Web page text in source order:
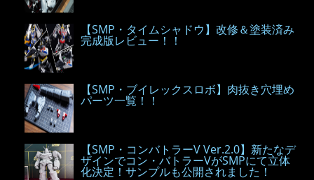
【SMP・タイムシャドウ】改修＆塗装済み
完成版レビュー！！
【SMP・ブイレックスロボ】肉抜き穴埋め
パーツ一覧！！
【SMP・コンバトラーV Ver.2.0】新たなデ
ザインでコン・バトラーVがSMPにて立体
化決定！サンプルも公開されました！